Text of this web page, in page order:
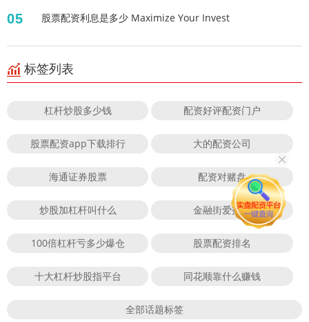
05 股票配资利息是多少 Maximize Your Invest
标签列表
杠杆炒股多少钱 配资好评配资门户
股票配资app下载排行 大的配资公司
海通证券股票 配资对赌盘
炒股加杠杆叫什么 金融街爱投顾
100倍杠杆亏多少爆仓 股票配资排名
十大杠杆炒股指平台 同花顺靠什么赚钱
全部话题标签